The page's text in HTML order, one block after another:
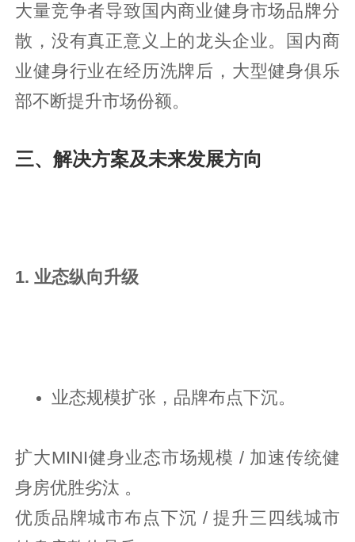
大量竞争者导致国内商业健身市场品牌分
散，没有真正意义上的龙头企业。国内商
业健身行业在经历洗牌后，大型健身俱乐
部不断提升市场份额。
三、解决方案及未来发展方向
1. 业态纵向升级
业态规模扩张，品牌布点下沉。
扩大MINI健身业态市场规模 / 加速传统健
身房优胜劣汰 。
优质品牌城市布点下沉 / 提升三四线城市